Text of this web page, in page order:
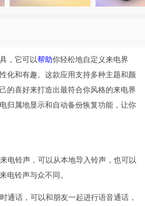
，它可以帮助你轻松地自定义来电界
化和有趣。这款应用支持多种主题和颜
的喜好来打造出最符合你风格的来电界
归属地显示和自动备份恢复功能，让你
电铃声，可以从本地导入铃声，也可以
电铃声与众不同。
通话，可以和朋友一起进行语音通话，